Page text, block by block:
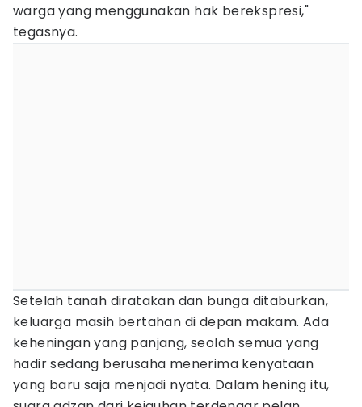
warga yang menggunakan hak berekspresi,"
tegasnya.
Setelah tanah diratakan dan bunga ditaburkan,
keluarga masih bertahan di depan makam. Ada
keheningan yang panjang, seolah semua yang
hadir sedang berusaha menerima kenyataan
yang baru saja menjadi nyata. Dalam hening itu,